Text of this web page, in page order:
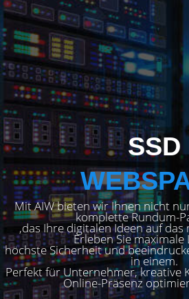
SSD
Mit AIW bieten wir Ihnen nicht nur Webspace,sondern
komplette Rundum-
,das Ihre digitalen Ideen auf das
Erleben Sie maximale
höchste Sicherheit und beeindruckende Flexibilität – alles
in einem.
Perfekt für Unternehmer, kreative Köpfe und alle, die ihre
Online-Präsenz